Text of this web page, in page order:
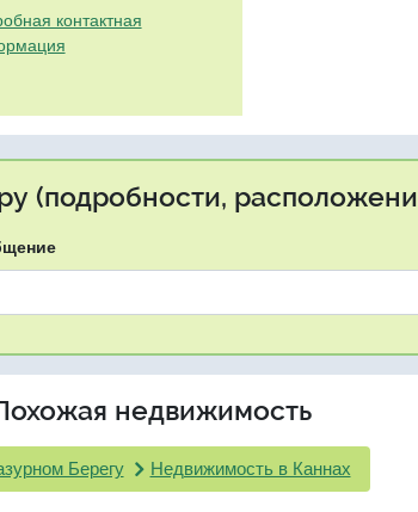
контактная
(подробности,
недвижимость
Берегу Недвижимость в Каннах